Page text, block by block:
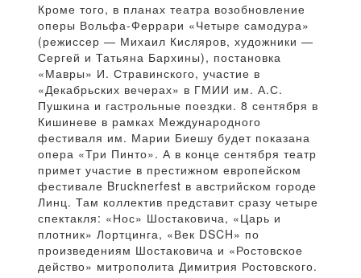
Кроме того, в планах театра возобновление
оперы Вольфа-Феррари «Четыре самодура»
(режиссер — Михаил Кисляров, художники —
Сергей и Татьяна Бархины), постановка
«Мавры» И. Стравинского, участие в
«Декабрьских вечерах» в ГМИИ им. А.С.
Пушкина и гастрольные поездки. 8 сентября в
Кишиневе в рамках Международного
фестиваля им. Марии Биешу будет показана
опера «Три Пинто». А в конце сентября театр
примет участие в престижном европейском
фестивале Brucknerfest в австрийском городе
Линц. Там коллектив представит сразу четыре
спектакля: «Нос» Шостаковича, «Царь и
плотник» Лортцинга, «Век DSCH» по
произведениям Шостаковича и «Ростовское
действо» митрополита Димитрия Ростовского.